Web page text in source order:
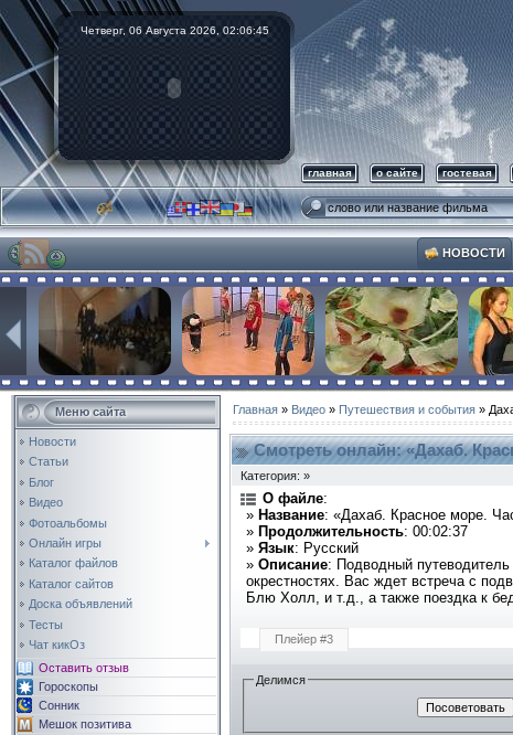
Четверг, 06 Августа 2026, 02:06:46
главная о сайте гостевая
НОВОСТИ
Меню сайта
Новости
Статьи
Блог
Видео
Фотоальбомы
Онлайн игры
Каталог файлов
Каталог сайтов
Доска объявлений
Тесты
Чат кикОз
Оставить отзыв
Гороскопы
Сонник
Мешок позитива
Главная » Видео » Путешествия и события »
Смотреть онлайн: «Дахаб.
Категория: »
О файле:
» Название: «Дахаб. Красное море.
» Продолжительность: 00:02:37
» Язык: Русский
» Описание: Подводный
окрестностях. Вас ждет встреча с
Блю Холл, и т.д., а также поездка к
Плейер #3
Делимся